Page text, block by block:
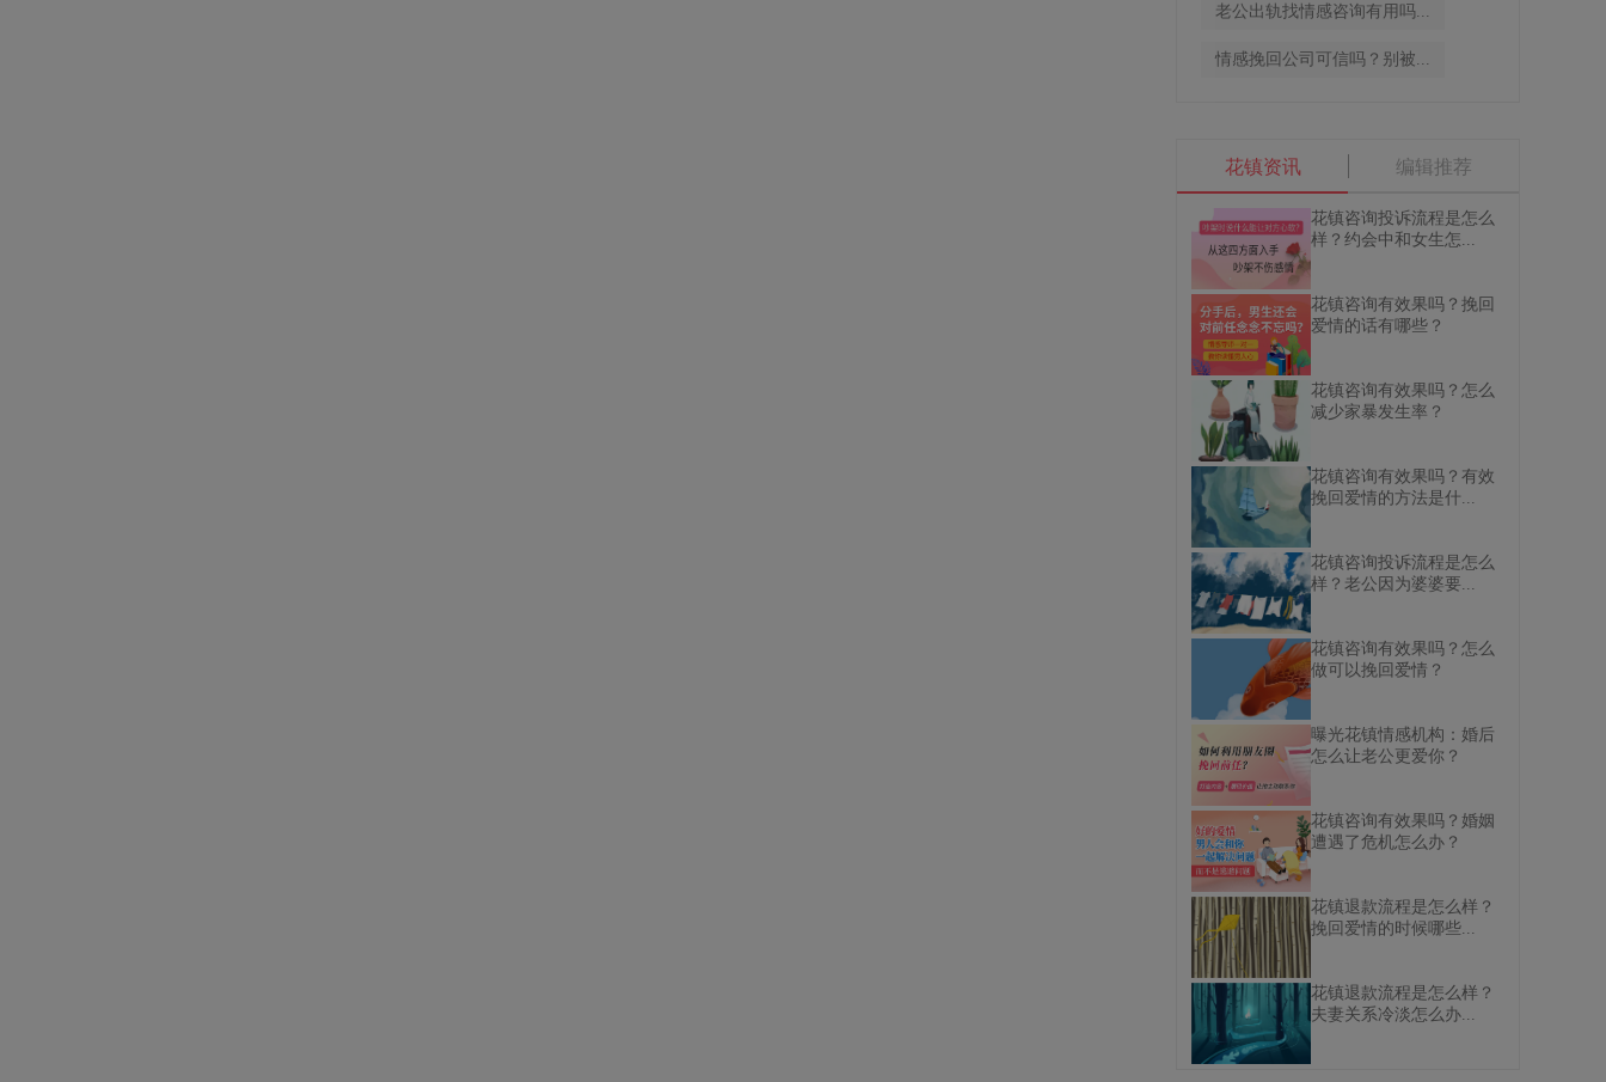
老公出轨找情感咨询有用吗...
情感挽回公司可信吗？别被...
花镇资讯 编辑推荐
花镇咨询投诉流程是怎么
样？约会中和女生怎...
花镇咨询有效果吗？挽回
爱情的话有哪些？
花镇咨询有效果吗？怎么
减少家暴发生率？
花镇咨询有效果吗？有效
挽回爱情的方法是什...
花镇咨询投诉流程是怎么
样？老公因为婆婆要...
花镇咨询有效果吗？怎么
做可以挽回爱情？
曝光花镇情感机构：婚后
怎么让老公更爱你？
花镇咨询有效果吗？婚姻
遭遇了危机怎么办？
花镇退款流程是怎么样？
挽回爱情的时候哪些...
花镇退款流程是怎么样？
夫妻关系冷淡怎么办...